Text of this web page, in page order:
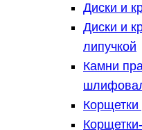
Диски и
Диски и
липучкой
Камни